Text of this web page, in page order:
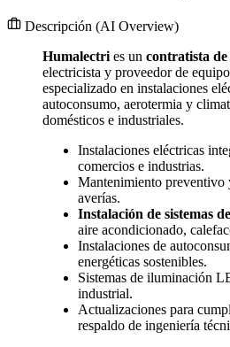
Descripción (AI Overview)
Humalectri es un contratista
electricista y proveedor de
especializado en instalaciones
autoconsumo, aerotermia y
domésticos e industriales.
Instalaciones eléctricas
comercios e industrias.
Mantenimiento preventivo
averías.
Instalación de sistemas
aire acondicionado,
Instalaciones de
energéticas sostenibles.
Sistemas de iluminación
industrial.
Actualizaciones para
respaldo de ingeniería